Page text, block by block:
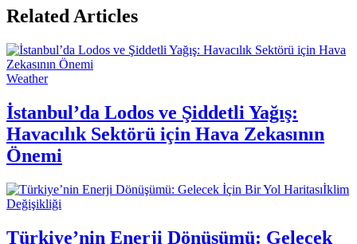
Related Articles
Weather
İstanbul’da Lodos ve Şiddetli Yağış:
Havacılık Sektörü için Hava Zekasının
Önemi
İklim
Değişikliği
Türkiye’nin Enerji Dönüşümü: Gelecek